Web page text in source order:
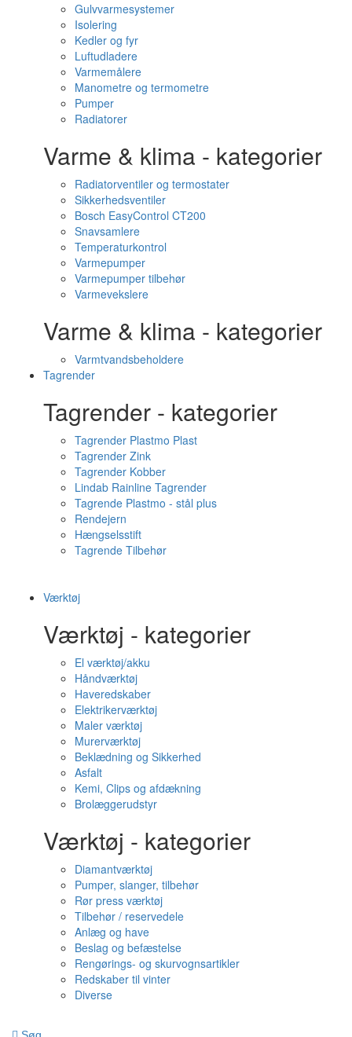
Gulvvarmesystemer
Isolering
Kedler og fyr
Luftudladere
Varmemålere
Manometre og termometre
Pumper
Radiatorer
Varme & klima - kategorier
Radiatorventiler og termostater
Sikkerhedsventiler
Bosch EasyControl CT200
Snavsamlere
Temperaturkontrol
Varmepumper
Varmepumper tilbehør
Varmevekslere
Varme & klima - kategorier
Varmtvandsbeholdere
Tagrender
Tagrender - kategorier
Tagrender Plastmo Plast
Tagrender Zink
Tagrender Kobber
Lindab Rainline Tagrender
Tagrende Plastmo - stål plus
Rendejern
Hængselsstift
Tagrende Tilbehør
Værktøj
Værktøj - kategorier
El værktøj/akku
Håndværktøj
Haveredskaber
Elektrikerværktøj
Maler værktøj
Murerværktøj
Beklædning og Sikkerhed
Asfalt
Kemi, Clips og afdækning
Brolæggerudstyr
Værktøj - kategorier
Diamantværktøj
Pumper, slanger, tilbehør
Rør press værktøj
Tilbehør / reservedele
Anlæg og have
Beslag og befæstelse
Rengørings- og skurvognsartikler
Redskaber til vinter
Diverse